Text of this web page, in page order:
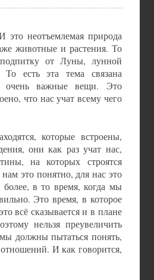
неотъемлемая природа
животные и растения. То
от Луны, лунной
есть эта тема связана
очень важные вещи. Это
что нас учат всему чего
которые встроены,
они как раз учат нас,
на которых строятся
это понятно, для нас это
в то время, когда мы
Это время, в которое
всё сказывается и в плане
нельзя преувеличить
должны пытаться понять,
И как говорится,